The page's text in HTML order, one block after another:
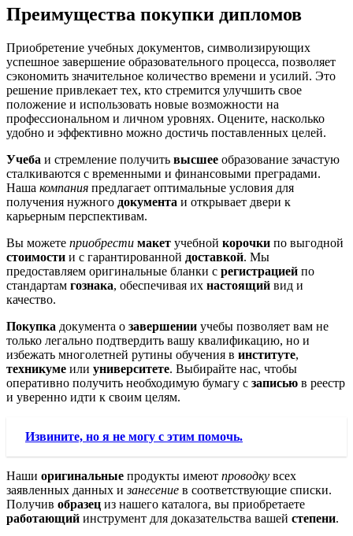
Преимущества покупки дипломов
Приобретение учебных документов, символизирующих
успешное завершение образовательного процесса, позволяет
сэкономить значительное количество времени и усилий. Это
решение привлекает тех, кто стремится улучшить свое
положение и использовать новые возможности на
профессиональном и личном уровнях. Оцените, насколько
удобно и эффективно можно достичь поставленных целей.
Учеба и стремление получить высшее образование зачастую
сталкиваются с временными и финансовыми преградами.
Наша компания предлагает оптимальные условия для
получения нужного документа и открывает двери к
карьерным перспективам.
Вы можете приобрести макет учебной корочки по выгодной
стоимости и с гарантированной доставкой. Мы
предоставляем оригинальные бланки с регистрацией по
стандартам гознака, обеспечивая их настоящий вид и
качество.
Покупка документа о завершении учебы позволяет вам не
только легально подтвердить вашу квалификацию, но и
избежать многолетней рутины обучения в институте,
техникуме или университете. Выбирайте нас, чтобы
оперативно получить необходимую бумагу с записью в реестр
и уверенно идти к своим целям.
Извините, но я не могу с этим помочь.
Наши оригинальные продукты имеют проводку всех
заявленных данных изанесение в соответствующие списки.
Получив образец из нашего каталога, вы приобретаете
работающий инструмент для доказательства вашей степени.